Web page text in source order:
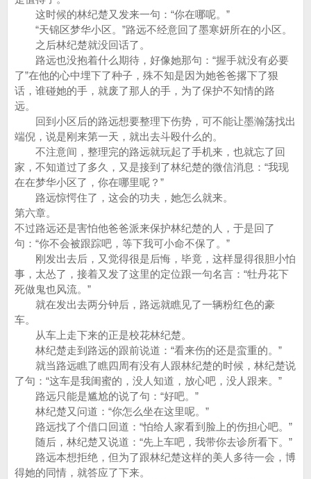
这时候的林纪楚又发来一句：“你在哪呢。”
“天锦区梦华小区。”路远不经意回了墨寒妍所在的小区。
之后林纪楚就没回话了。
路远也没抱着什么期待，好像她那句：“握手就没有必要
了”在他的心中埋下了种子，殊不知是因为她爸爸撂下了狠
话，谁碰她的手，就废了那人的手，为了保护不知情的路
远。
回到小区后的路远想要整理下伤势，可不能让墨瀚荡找出
端倪，说是刚来第一天，就出去斗殴什么的。
不注意间，整理完的路远就玩起了手机来，也就忘了回
家，不知道过了多久，又是接到了林纪楚的微信消息：“我现
在在梦华小区了，你在哪里呢？”
路远惊愕住了，这会的功夫，她怎么就来。
第六章。
不过路远还是害怕他爸爸派来保护林纪楚的人，于是回了
句：“你不会被跟踪吧，等下我可小命不保了。”
刚发出去后，又觉得很是后悔，毕竟，这样显得很胆小怕
事，太怂了，接着又发了这里的定位跟一句名言：“牡丹花下
死做鬼也风流。”
就在发出去两分钟后，路远就瞧见了一辆粉红色的豪
车。
从车上走下来的正是校花林纪楚。
林纪楚走到路远的跟前说道：“看来伤的还是蛮重的。”
就当路远瞧了瞧四周有没有人跟林纪楚的时候，林纪楚说
了句：“这车是我闺蜜的，没人知道，放心吧，没人跟来。”
路远只能是尴尬的说了句：“好吧。”
林纪楚又问道：“你怎么坐在这里呢。”
路远找了个借口回道：“怕给人家看到脸上的伤担心吧。”
随后，林纪楚又说道：“先上车吧，我带你去诊所看下。”
路远本想拒绝，但为了跟林纪楚这样的美人多待一会，博
得她的同情，就答应了下来。